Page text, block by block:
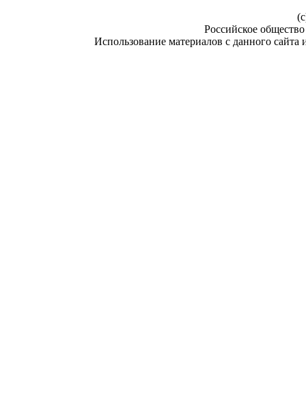
Российское
Использование материалов с данного